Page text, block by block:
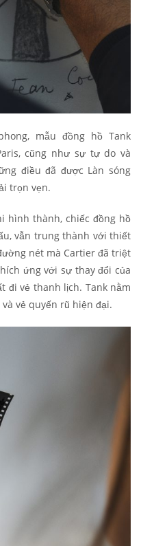
mẫu đồng hồ Tank
cũng như sự tự do và
điều đã được Làn sóng
trọn vẹn.
hình thành, chiếc đồng hồ
vẫn trung thành với thiết
nét mà Cartier đã triệt
ứng với sự thay đổi của
đi vẻ thanh lịch. Tank nằm
vẻ quyến rũ hiện đại.